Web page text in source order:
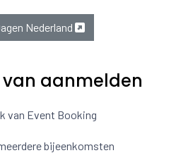
Nederland
van aanmelden
van Event Booking
bijeenkomsten